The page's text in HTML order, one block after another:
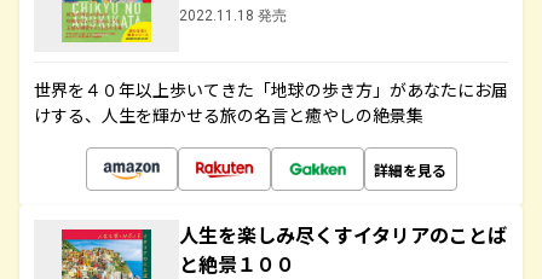
2022.11.18 発売
世界を４０年以上歩いてきた「地球の歩き方」があなたにお届
けする、人生を輝かせる旅の名言と癒やしの絶景集
詳細を見る
人生を楽しみ尽くすイタリアのことば
と絶景１００